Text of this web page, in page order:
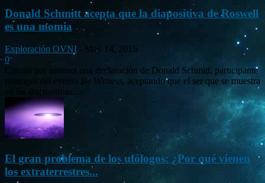
Donald Schmitt acepta que la diapositiva de Roswell
es una momia
Exploración OVNI - May 14, 2015
0
Circula por internet una declaración de Donald Schmitt, participante
principal del evento Be Witness, aceptando que el ser que se muestra
en las diapositivas...
El gran problema de los ufólogos: ¿Por qué vienen
los extraterrestres...